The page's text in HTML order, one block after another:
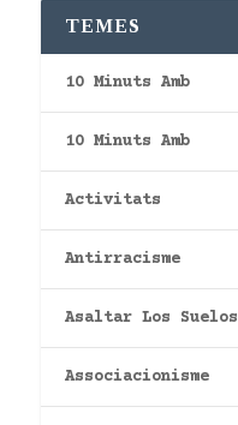
TEMES
10 Minuts Amb
10 Minuts Amb
Activitats
Antirracisme
Asaltar Los Suelos
Associacionisme